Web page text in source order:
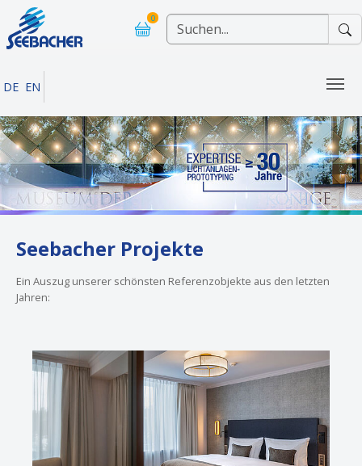
Skip to main navigation
Skip to main content
Skip to page footer
0
DE EN
Seebacher Projekte
Ein Auszug unserer schönsten Referenzobjekte aus den letzten
Jahren: